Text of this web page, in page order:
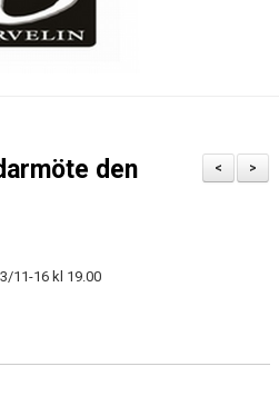
>
<
den
11-16 kl 19.00